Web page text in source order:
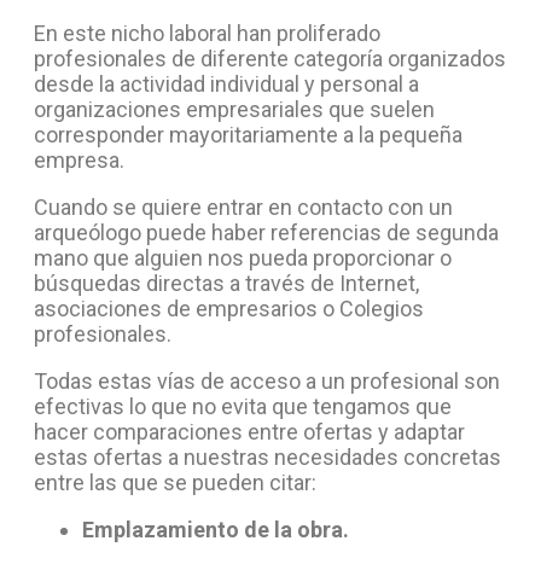
En este nicho laboral han proliferado
profesionales de diferente categoría organizados
desde la actividad individual y personal a
organizaciones empresariales que suelen
corresponder mayoritariamente a la pequeña
empresa.
Cuando se quiere entrar en contacto con un
arqueólogo puede haber referencias de segunda
mano que alguien nos pueda proporcionar o
búsquedas directas a través de Internet,
asociaciones de empresarios o Colegios
profesionales.
Todas estas vías de acceso a un profesional son
efectivas lo que no evita que tengamos que
hacer comparaciones entre ofertas y adaptar
estas ofertas a nuestras necesidades concretas
entre las que se pueden citar:
Emplazamiento de la obra.